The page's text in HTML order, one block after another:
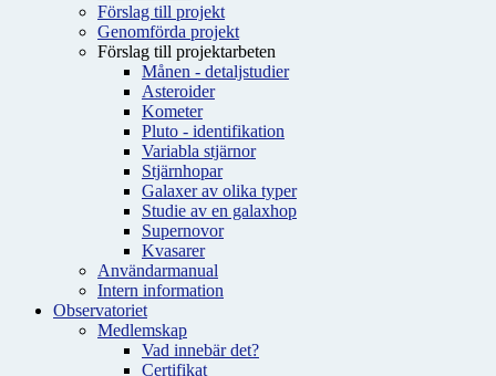
Förslag till projekt
Genomförda projekt
Förslag till projektarbeten
Månen - detaljstudier
Asteroider
Kometer
Pluto - identifikation
Variabla stjärnor
Stjärnhopar
Galaxer av olika typer
Studie av en galaxhop
Supernovor
Kvasarer
Användarmanual
Intern information
Observatoriet
Medlemskap
Vad innebär det?
Certifikat